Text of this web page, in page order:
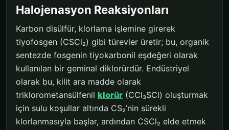
Halojenasyon Reaksiyonları
Karbon disülfür, klorlama işlemine girerek
tiyofosgen (CSCl₂) gibi türevler üretir; bu, organik
sentezde fosgenin tiyokarbonil eşdeğeri olarak
kullanılan bir geminal diklorürdür. Endüstriyel
olarak bu, kilit ara madde olarak
triklorometansülfenil klorür (CCl₃SCl) oluşturmak
için sulu koşullar altında CS₂’nin sürekli
klorlanmasıyla başlar, ardından CSCl₂ elde etmek